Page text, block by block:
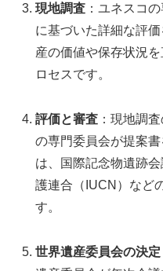
現地調査 ：ユネスコ
に基づいた詳細な評
産の価値や保存状況
ロセスです。
評価と審査 ：現地調
の専門委員会が提案
は、国際記念物遺跡
護連合（IUCN）など
す。
世界遺産委員会の決定